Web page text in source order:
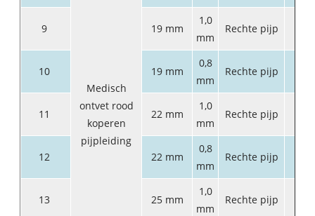
Medisch
ontvet rood
koperen
pijpleiding
9 19 mm
1,0
mm
Rechte pijp
10 19 mm
0,8
mm
Rechte pijp
11 22 mm
1,0
mm
Rechte pijp
12 22 mm
0,8
mm
Rechte pijp
13 25 mm
1,0
mm
Rechte pijp